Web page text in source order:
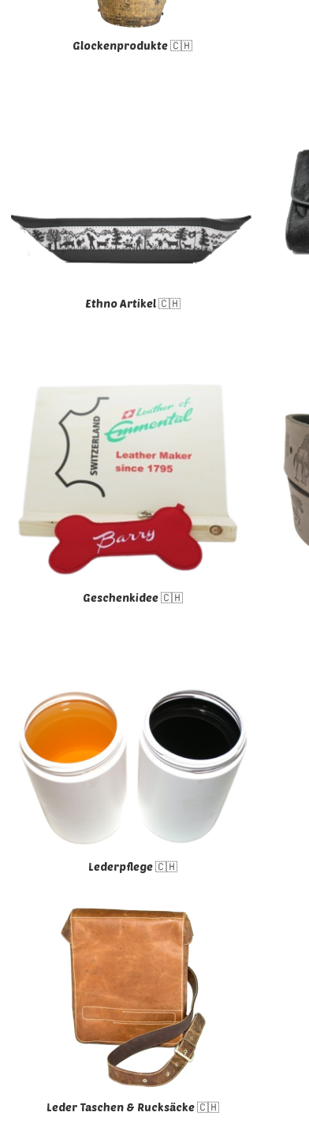
Glockenprodukte 🇨🇭
Ethno Artikel 🇨🇭
Geschenkidee 🇨🇭
Lederpflege 🇨🇭
Leder Taschen & Rucksäcke 🇨🇭